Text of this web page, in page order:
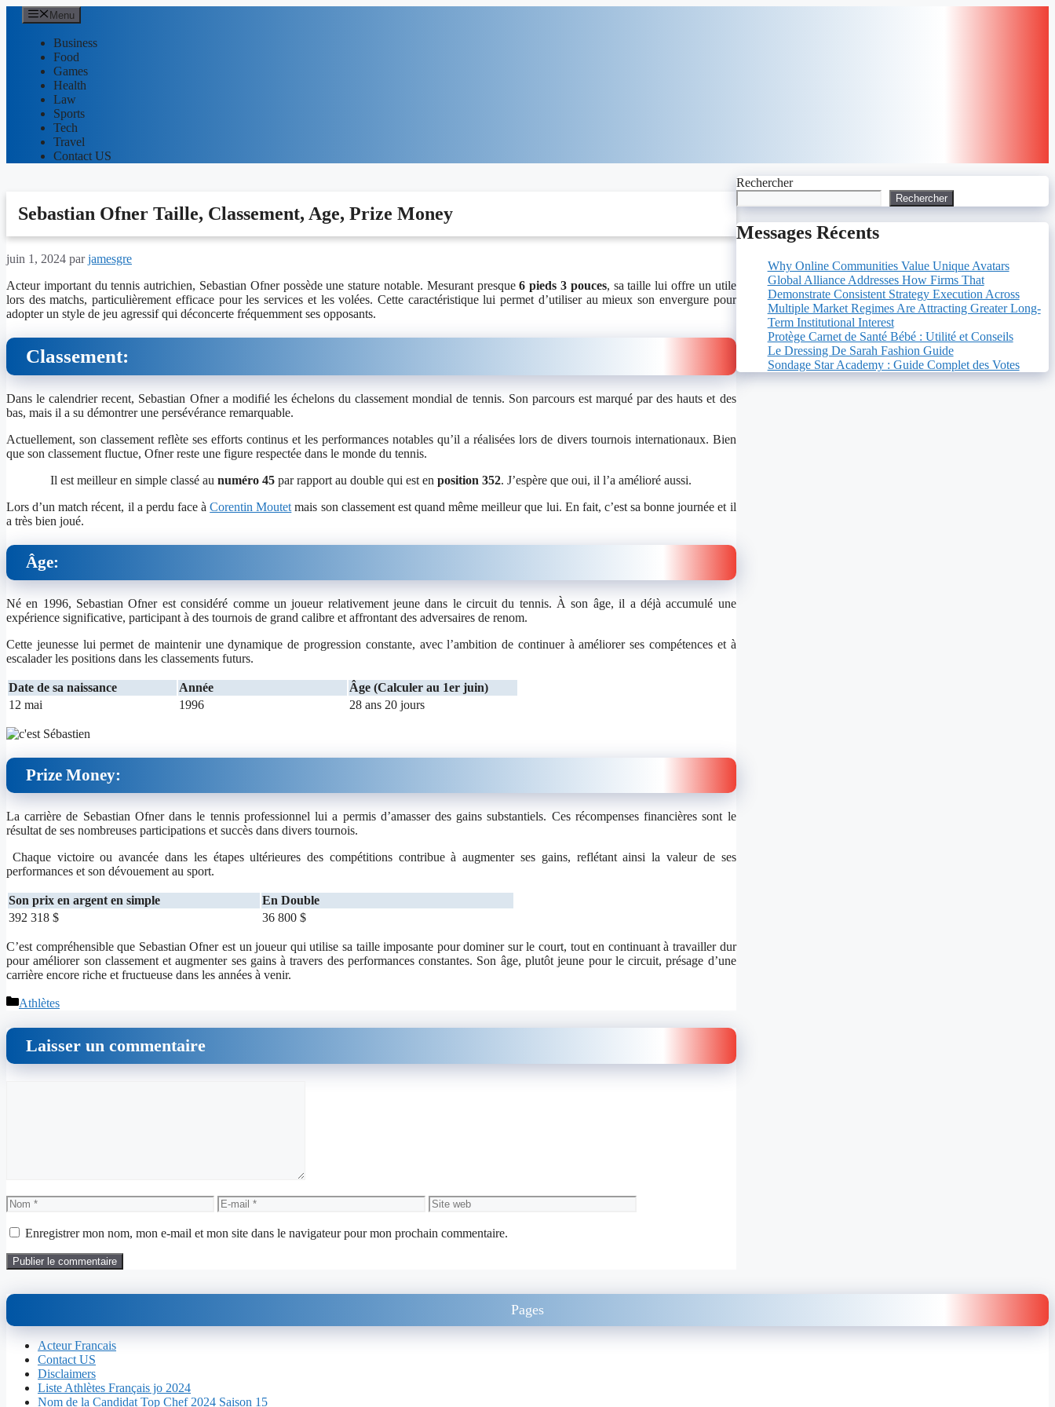
Aller
contenu
Menu
Business
Food
Games
Health
Law
Sports
Tech
Travel
Contact US
Sebastian Ofner Taille, Classement, Age, Prize Money
juin 1, 2024 parjamesgre
Acteur important du tennis autrichien, Sebastian Ofner possède une stature notable. Mesurant presque6 pieds 3 pouces, sa taille lui offre un utile
lors des matchs, particulièrement efficace pour les services et les volées. Cette caractéristique lui permet d’utiliser au mieux son envergure pour
adopter un style de jeu agressif qui déconcerte fréquemment ses opposants.
Classement:
Dans le calendrier recent, Sebastian Ofner a modifié les échelons du classement mondial de tennis. Son parcours est marqué par des hauts et des
bas, mais il a su démontrer une persévérance remarquable.
Actuellement, son classement reflète ses efforts continus et les performances notables qu’il a réalisées lors de divers tournois internationaux. Bien
que son classement fluctue, Ofner reste une figure respectée dans le monde du tennis.
Il est meilleur en simple classé aunuméro 45 par rapport au double qui est enposition 352. J’espère que oui, il l’a amélioré aussi.
Lors d’un match récent, il a perdu face àCorentin Moutet mais son classement est quand même meilleur que lui. En fait, c’est sa bonne journée et il
a très bien joué.
Âge:
Né en 1996, Sebastian Ofner est considéré comme un joueur relativement jeune dans le circuit du tennis. À son âge, il a déjà accumulé une
expérience significative, participant à des tournois de grand calibre et affrontant des adversaires de renom.
Cette jeunesse lui permet de maintenir une dynamique de progression constante, avec l’ambition de continuer à améliorer ses compétences et à
escalader les positions dans les classements futurs.
Date de sa naissance Année
Âge (Calculer au 1er juin)
12 mai
1996 28 ans 20 jours
Prize Money:
La carrière de Sebastian Ofner dans le tennis professionnel lui a permis d’amasser des gains substantiels. Ces récompenses financières sont le
résultat de ses nombreuses participations et succès dans divers tournois.
Chaque victoire ou avancée dans les étapes ultérieures des compétitions contribue à augmenter ses gains, reflétant ainsi la valeur de ses
performances et son dévouement au sport.
Son prix en argent en simple
En Double
392 318 $
36 800 $
C’est compréhensible que Sebastian Ofner est un joueur qui utilise sa taille imposante pour dominer sur le court, tout en continuant à travailler dur
pour améliorer son classement et augmenter ses gains à travers des performances constantes. Son âge, plutôt jeune pour le circuit, présage d’une
carrière encore riche et fructueuse dans les années à venir.
Catégories
Athlètes
Laisser un commentaire
Nom
E-
mail
Site
web
Enregistrer mon nom, mon e-mail et mon site dans le navigateur pour mon prochain commentaire.
Rechercher
Rechercher
Messages Récents
Why Online Communities Value Unique Avatars
Global Alliance Addresses How Firms That
Demonstrate Consistent Strategy Execution Across
Multiple Market Regimes Are Attracting Greater Long-
Term Institutional Interest
Protège Carnet de Santé Bébé : Utilité et Conseils
Le Dressing De Sarah Fashion Guide
Sondage Star Academy : Guide Complet des Votes
Pages
Acteur Francais
Contact US
Disclaimers
Liste Athlètes Français jo 2024
Nom de la Candidat Top Chef 2024 Saison 15